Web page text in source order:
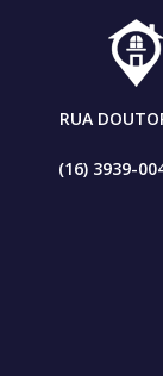
RUA
(16) 3939-